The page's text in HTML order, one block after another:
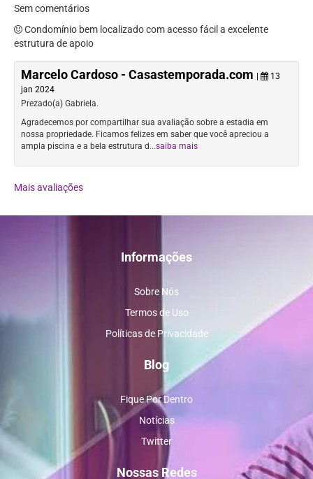
Sem comentários
Condomínio bem localizado com acesso fácil a excelente
estrutura de apoio
Marcelo Cardoso - Casastemporada.com |
13
jan 2024
Prezado(a) Gabriela.
Agradecemos por compartilhar sua avaliação sobre a estadia em
nossa propriedade. Ficamos felizes em saber que você apreciou a
ampla piscina e a bela estrutura d...saiba mais
Mais avaliações
Informações
Sobre Nós
Termos de Uso
Políticas de Privacidade
Blog
Fique Por Dentro
Notícias
Twitter
Nossas Redes